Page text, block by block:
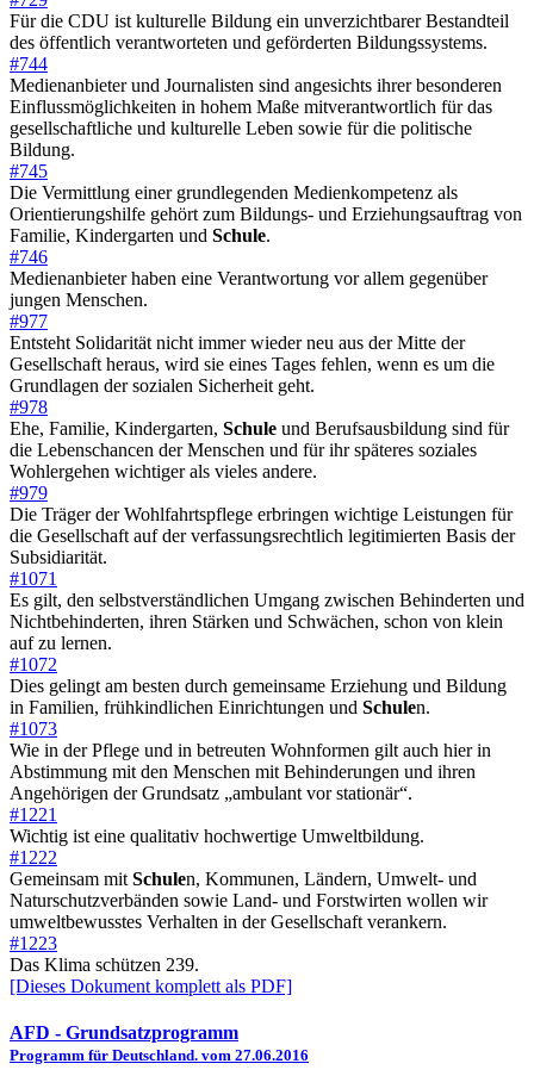
Für die CDU ist kulturelle Bildung ein unverzichtbarer Bestandteil
des öffentlich verantworteten und geförderten Bildungssystems.
#744
Medienanbieter und Journalisten sind angesichts ihrer besonderen
Einflussmöglichkeiten in hohem Maße mitverantwortlich für das
gesellschaftliche und kulturelle Leben sowie für die politische
Bildung.
#745
Die Vermittlung einer grundlegenden Medienkompetenz als
Orientierungshilfe gehört zum Bildungs- und Erziehungsauftrag von
Familie, Kindergarten und Schule.
#746
Medienanbieter haben eine Verantwortung vor allem gegenüber
jungen Menschen.
#977
Entsteht Solidarität nicht immer wieder neu aus der Mitte der
Gesellschaft heraus, wird sie eines Tages fehlen, wenn es um die
Grundlagen der sozialen Sicherheit geht.
#978
Ehe, Familie, Kindergarten, Schule und Berufsausbildung sind für
die Lebenschancen der Menschen und für ihr späteres soziales
Wohlergehen wichtiger als vieles andere.
#979
Die Träger der Wohlfahrtspflege erbringen wichtige Leistungen für
die Gesellschaft auf der verfassungsrechtlich legitimierten Basis der
Subsidiarität.
#1071
Es gilt, den selbstverständlichen Umgang zwischen Behinderten und
Nichtbehinderten, ihren Stärken und Schwächen, schon von klein
auf zu lernen.
#1072
Dies gelingt am besten durch gemeinsame Erziehung und Bildung
in Familien, frühkindlichen Einrichtungen und Schulen.
#1073
Wie in der Pflege und in betreuten Wohnformen gilt auch hier in
Abstimmung mit den Menschen mit Behinderungen und ihren
Angehörigen der Grundsatz „ambulant vor stationär“.
#1221
Wichtig ist eine qualitativ hochwertige Umweltbildung.
#1222
Gemeinsam mit Schulen, Kommunen, Ländern, Umwelt- und
Naturschutzverbänden sowie Land- und Forstwirten wollen wir
umweltbewusstes Verhalten in der Gesellschaft verankern.
#1223
Das Klima schützen 239.
[Dieses Dokument komplett als PDF]
AFD - Grundsatzprogramm
Programm für Deutschland. vom 27.06.2016